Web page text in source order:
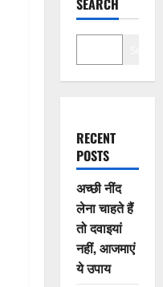
SEARCH
RECENT
POSTS
अच्छी नींद
लेना चाहते हैं
तो दवाइयां
नहीं, आजमाएं
ये उपाय